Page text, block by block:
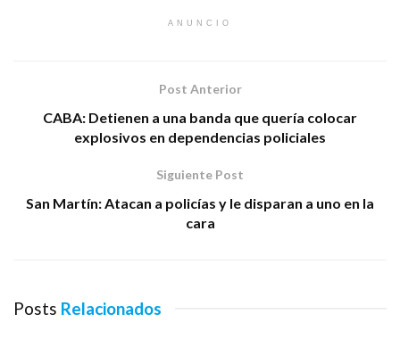
ANUNCIO
Post Anterior
CABA: Detienen a una banda que quería colocar
explosivos en dependencias policiales
Siguiente Post
San Martín: Atacan a policías y le disparan a uno en la
cara
Posts Relacionados